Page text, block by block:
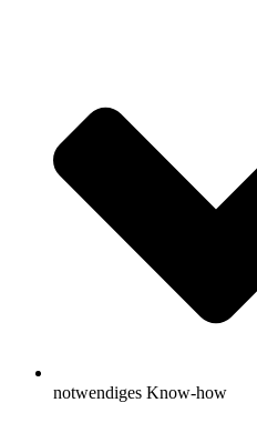
notwendiges Know-how